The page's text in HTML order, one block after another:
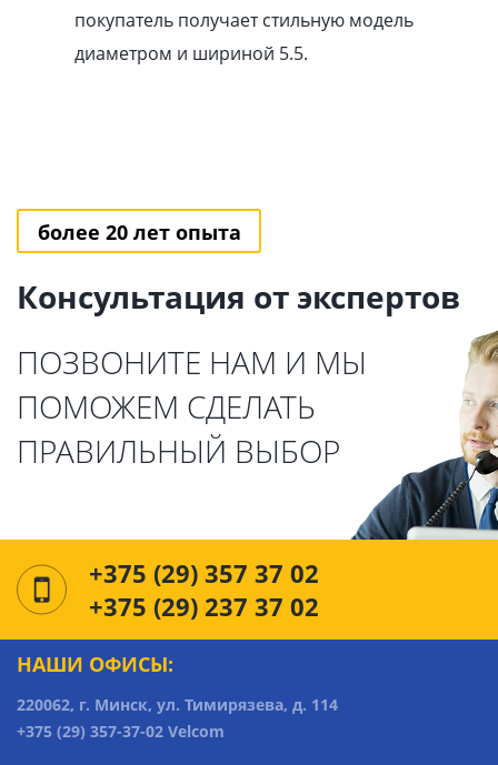
покупатель получает стильную модель
диаметром и шириной 5.5.
более 20 лет опыта
Консультация от экспертов
ПОЗВОНИТЕ НАМ И МЫ
ПОМОЖЕМ СДЕЛАТЬ
ПРАВИЛЬНЫЙ ВЫБОР
+375 (29) 357 37 02
+375 (29) 237 37 02
НАШИ ОФИСЫ:
220062, г. Минск, ул. Тимирязева, д. 114
+375 (29) 357-37-02 Velcom